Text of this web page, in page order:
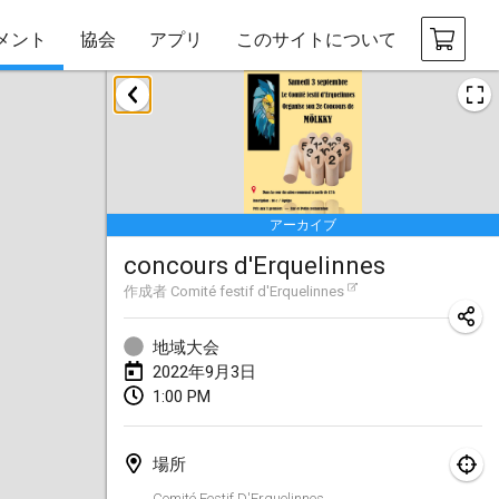
ント 協会 アプリ このサイトについて
アーカイブ
concours d'Erquelinnes
作成者 Comité festif d'Erquelinnes
地域大会
2022年9月3日
1:00 PM
場所
2022年1月
Tournoi Mixte ASPTTOM
2022年1月22日|フランス
KKS Halli Duppeli
2022年1月22日| フィンランド
Mölkky Tournament - Doubles
2022年1月22日
Suomelan Mölkky-open
The Mölkky Tournament 2nd